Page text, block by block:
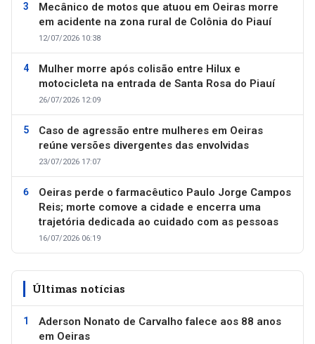
Mecânico de motos que atuou em Oeiras morre
em acidente na zona rural de Colônia do Piauí
12/07/2026 10:38
Mulher morre após colisão entre Hilux e
motocicleta na entrada de Santa Rosa do Piauí
26/07/2026 12:09
Caso de agressão entre mulheres em Oeiras
reúne versões divergentes das envolvidas
23/07/2026 17:07
Oeiras perde o farmacêutico Paulo Jorge Campos
Reis; morte comove a cidade e encerra uma
trajetória dedicada ao cuidado com as pessoas
16/07/2026 06:19
Últimas notícias
Aderson Nonato de Carvalho falece aos 88 anos
em Oeiras